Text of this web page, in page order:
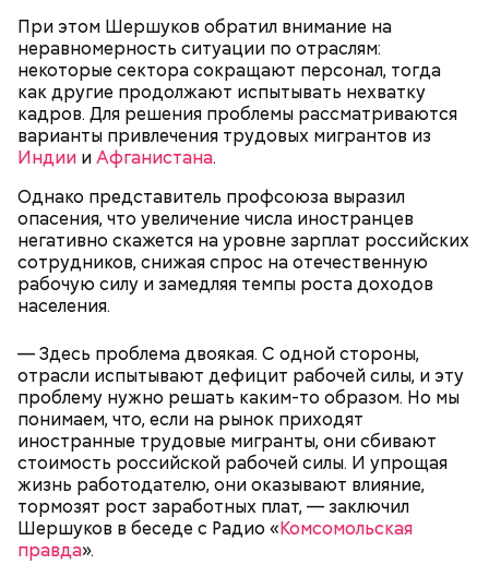
При этом Шершуков обратил внимание на
неравномерность ситуации по отраслям:
некоторые сектора сокращают персонал, тогда
как другие продолжают испытывать нехватку
кадров. Для решения проблемы рассматриваются
варианты привлечения трудовых мигрантов из
Индии иАфганистана.
Однако представитель профсоюза выразил
опасения, что увеличение числа иностранцев
негативно скажется на уровне зарплат российских
сотрудников, снижая спрос на отечественную
рабочую силу и замедляя темпы роста доходов
населения.
— Здесь проблема двоякая. С одной стороны,
отрасли испытывают дефицит рабочей силы, и эту
проблему нужно решать каким-то образом. Но мы
понимаем, что, если на рынок приходят
иностранные трудовые мигранты, они сбивают
стоимость российской рабочей силы. И упрощая
жизнь работодателю, они оказывают влияние,
тормозят рост заработных плат, — заключил
Шершуков в беседе с Радио «Комсомольская
правда».
День попутного ветра